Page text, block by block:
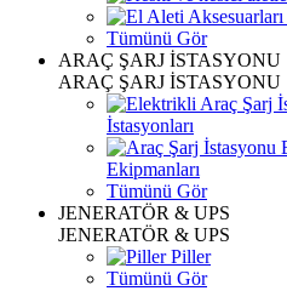
Tümünü Gör
ARAÇ ŞARJ İSTASYONU
ARAÇ ŞARJ İSTASYONU
İstasyonları
Ekipmanları
Tümünü Gör
JENERATÖR & UPS
JENERATÖR & UPS
Piller
Tümünü Gör